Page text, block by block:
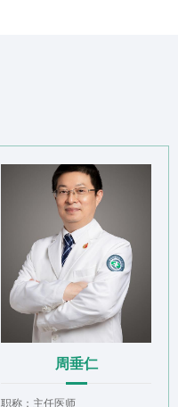
周垂仁
职称：主任医师